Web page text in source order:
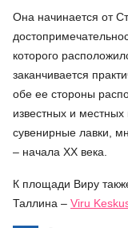
Она начинается от
которого
заканчивается
обе ее стороны
известных и
сувенирные лавки,
– начала XX века.
К площади Виру
Таллина – Viru